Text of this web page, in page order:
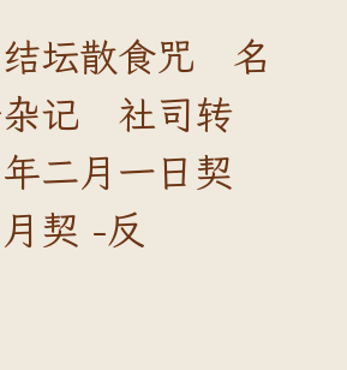
坛散食咒 名
记 社司转
二月一日契
契 -反